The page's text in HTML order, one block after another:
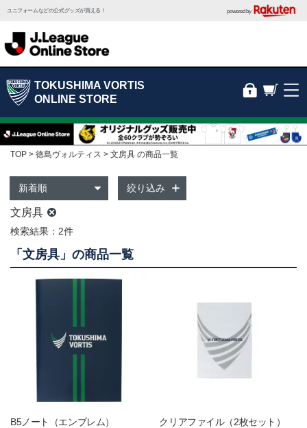
ユニフォームなどの公式グッズが買える！ powered by
TOKUSHIMA VORTIS
ONLINE STORE
TOP 徳島ヴォルティス 文房具 の商品一覧
絞り込み
文房具
検索結果：2件
「文房具」の商品一覧
B5ノート（エンブレム）
クリアファイル（2枚セット）